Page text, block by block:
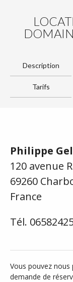
Description
Tarifs
Philippe
120 avenue
69260
France
Tél.
Vous pouvez
demande de